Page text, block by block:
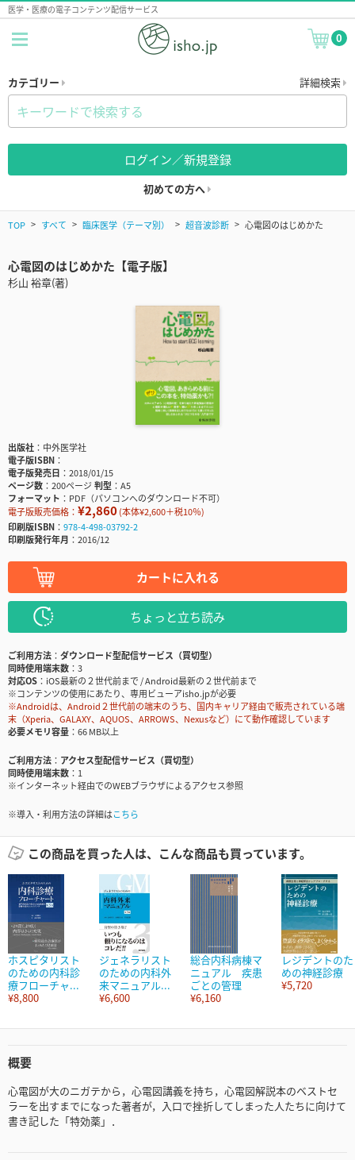
医学・医療の電子コンテンツ配信サービス
0
カテゴリー 詳細検索
ログイン／新規登録
初めての方へ
TOP すべて 臨床医学（テーマ別） 超音波診断 心電図のはじめかた
心電図のはじめかた【電子版】
杉山 裕章(著)
出版社
中外医学社
電子版ISBN
電子版発売日
2018/01/15
ページ数
200ページ判型
A5
フォーマット
PDF（パソコンへのダウンロード不可）
電子版販売価格： ¥2,860(本体¥2,600＋税10％)
印刷版ISBN
978-4-498-03792-2
印刷版発行年月
2016/12
カートに入れる
ちょっと立ち読み
ご利用方法
ダウンロード型配信サービス（買切型）
同時使用端末数
3
対応OS
iOS最新の２世代前まで / Android最新の２世代前まで
※コンテンツの使用にあたり、専用ビューアisho.jpが必要
※Androidは、Android２世代前の端末のうち、国内キャリア経由で販売されている端
末（Xperia、GALAXY、AQUOS、ARROWS、Nexusなど）にて動作確認しています
必要メモリ容量
66 MB以上
ご利用方法
アクセス型配信サービス（買切型）
同時使用端末数
1
※インターネット経由でのWEBブラウザによるアクセス参照
※導入・利用方法の詳細はこちら
この商品を買った人は、こんな商品も買っています。
ホスピタリスト
のための内科診
療フローチャ...
¥8,800
ジェネラリスト
のための内科外
来マニュアル...
¥6,600
総合内科病棟マ
ニュアル 疾患
ごとの管理
¥6,160
レジデントのた
めの神経診療
¥5,720
概要
心電図が大のニガテから，心電図講義を持ち，心電図解説本のベストセ
ラーを出すまでになった著者が，入口で挫折してしまった人たちに向けて
書き記した「特効薬」．